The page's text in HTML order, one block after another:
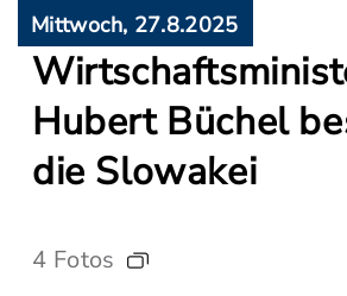
Mittwoch, 27.8.2025
Hubert Büchel
die Slowakei
4 Fotos